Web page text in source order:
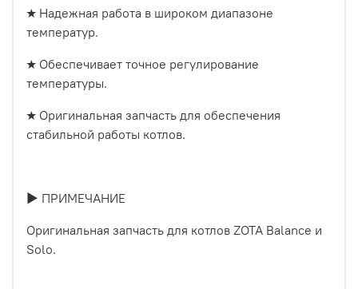
★ Надежная работа в широком диапазоне
температур.
★ Обеспечивает точное регулирование
температуры.
★ Оригинальная запчасть для обеспечения
стабильной работы котлов.
► ПРИМЕЧАНИЕ
Оригинальная запчасть для котлов ZOTA Balance и
Solo.